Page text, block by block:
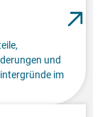
und
im